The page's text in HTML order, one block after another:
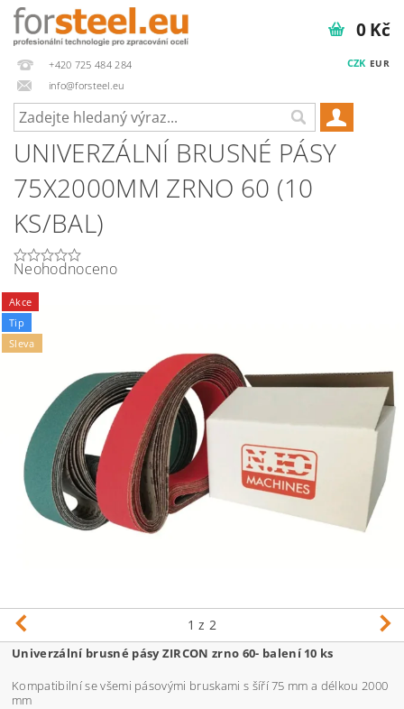
+420 725 484 284
info@forsteel.eu
CZK EUR
0 Kč
UNIVERZÁLNÍ BRUSNÉ PÁSY
75X2000MM ZRNO 60 (10
KS/BAL)
Neohodnoceno
Akce
Tip
Sleva
1 z 2
Univerzální brusné pásy ZIRCON zrno 60- balení 10 ks
Kompatibilní se všemi pásovými bruskami s šíří 75 mm a délkou 2000
mm